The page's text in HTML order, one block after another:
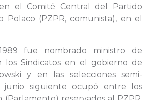
el Comité Central del Partido
Polaco (PZPR, comunista), en el
fue nombrado ministro de
los Sindicatos en el gobierno de
y en las selecciones semi-
junio siguiente ocupó entre los